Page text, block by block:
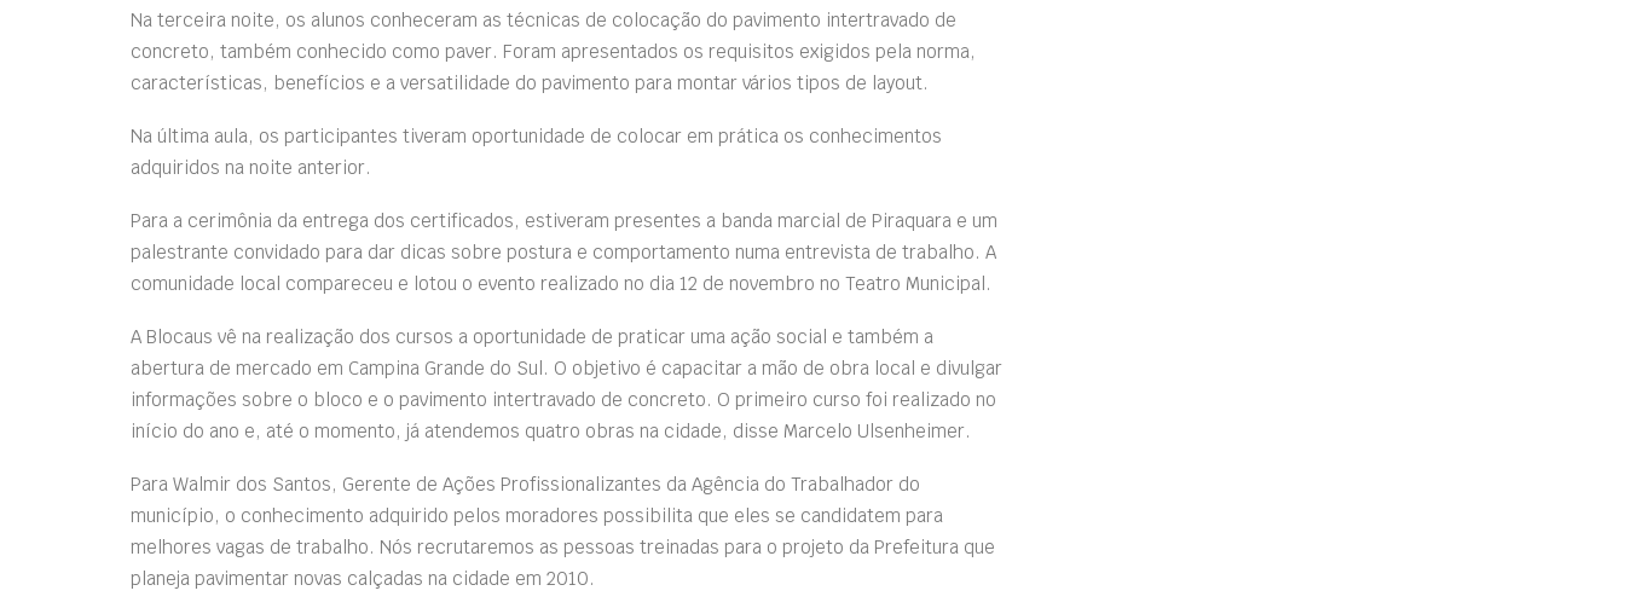
Na terceira noite, os alunos conheceram as técnicas de colocação do pavimento intertravado de
concreto, também conhecido como paver. Foram apresentados os requisitos exigidos pela norma,
características, benefícios e a versatilidade do pavimento para montar vários tipos de layout.
Na última aula, os participantes tiveram oportunidade de colocar em prática os conhecimentos
adquiridos na noite anterior.
Para a cerimônia da entrega dos certificados, estiveram presentes a banda marcial de Piraquara e um
palestrante convidado para dar dicas sobre postura e comportamento numa entrevista de trabalho. A
comunidade local compareceu e lotou o evento realizado no dia 12 de novembro no Teatro Municipal.
A Blocaus vê na realização dos cursos a oportunidade de praticar uma ação social e também a
abertura de mercado em Campina Grande do Sul. O objetivo é capacitar a mão de obra local e divulgar
informações sobre o bloco e o pavimento intertravado de concreto. O primeiro curso foi realizado no
início do ano e, até o momento, já atendemos quatro obras na cidade, disse Marcelo Ulsenheimer.
Para Walmir dos Santos, Gerente de Ações Profissionalizantes da Agência do Trabalhador do
município, o conhecimento adquirido pelos moradores possibilita que eles se candidatem para
melhores vagas de trabalho. Nós recrutaremos as pessoas treinadas para o projeto da Prefeitura que
planeja pavimentar novas calçadas na cidade em 2010.